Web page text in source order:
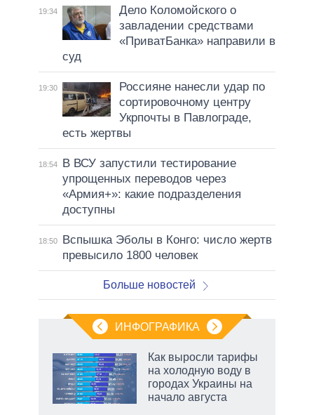
19:34
Дело Коломойского о
завладении средствами
«ПриватБанка» направили в
суд
19:30
Россияне нанесли удар по
сортировочному центру
Укрпочты в Павлограде,
есть жертвы
18:54
В ВСУ запустили тестирование
упрощенных переводов через
«Армия+»: какие подразделения
доступны
18:50
Вспышка Эболы в Конго: число жертв
превысило 1800 человек
Больше новостей
ИНФОГРАФИКА
Как выросли тарифы
на холодную воду в
городах Украины на
начало августа